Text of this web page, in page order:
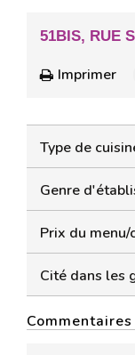
51BIS, RUE
Imprimer
Type de
Genre
Prix du menu/
Cité dans les